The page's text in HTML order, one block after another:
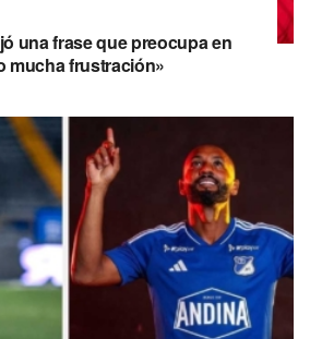
una frase que preocupa en
mucha frustración»